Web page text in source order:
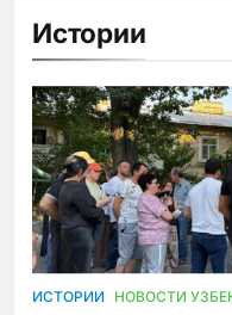
Истории
ИСТОРИИ НОВОСТИ